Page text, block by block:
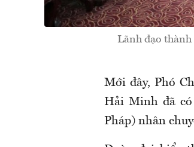
Lãnh đạo thành
Mới đây, Phó
Hải Minh đã có
Pháp) nhân